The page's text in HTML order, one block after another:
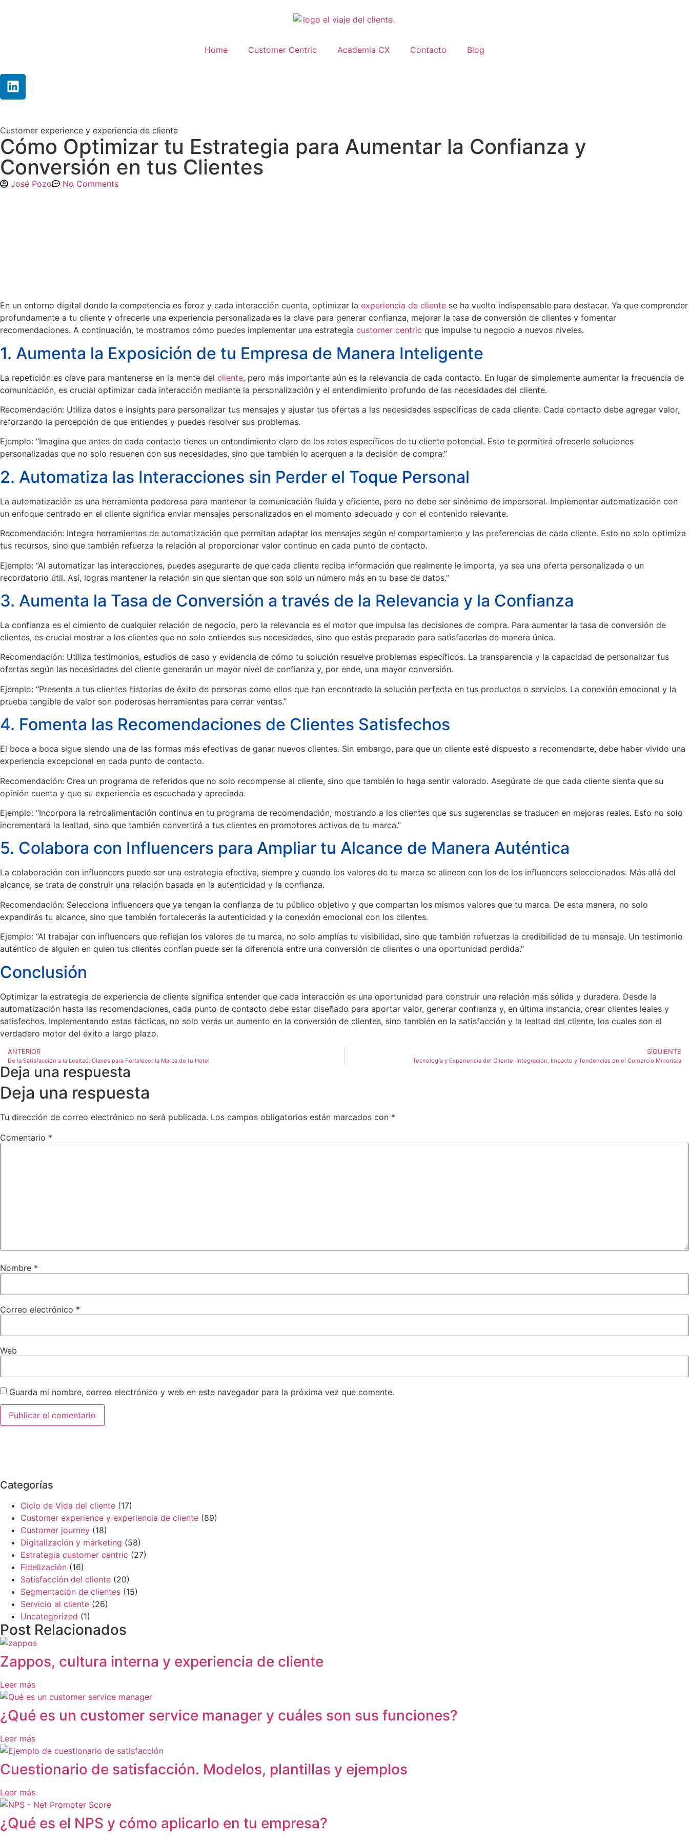
Home Customer Centric Academia CX Contacto Blog
Customer experience y experiencia de cliente
Cómo Optimizar tu Estrategia para Aumentar la Confianza y
Conversión en tus Clientes
José Pozo No Comments
En un entorno digital donde la competencia es feroz y cada interacción cuenta, optimizar la experiencia de cliente se ha vuelto indispensable para destacar. Ya que comprender
profundamente a tu cliente y ofrecerle una experiencia personalizada es la clave para generar confianza, mejorar la tasa de conversión de clientes y fomentar
recomendaciones. A continuación, te mostramos cómo puedes implementar una estrategia customer centric que impulse tu negocio a nuevos niveles.
1. Aumenta la Exposición de tu Empresa de Manera Inteligente
La repetición es clave para mantenerse en la mente del cliente, pero más importante aún es la relevancia de cada contacto. En lugar de simplemente aumentar la frecuencia de
comunicación, es crucial optimizar cada interacción mediante la personalización y el entendimiento profundo de las necesidades del cliente.
Recomendación: Utiliza datos e insights para personalizar tus mensajes y ajustar tus ofertas a las necesidades específicas de cada cliente. Cada contacto debe agregar valor,
reforzando la percepción de que entiendes y puedes resolver sus problemas.
Ejemplo: “Imagina que antes de cada contacto tienes un entendimiento claro de los retos específicos de tu cliente potencial. Esto te permitirá ofrecerle soluciones
personalizadas que no solo resuenen con sus necesidades, sino que también lo acerquen a la decisión de compra.”
2. Automatiza las Interacciones sin Perder el Toque Personal
La automatización es una herramienta poderosa para mantener la comunicación fluida y eficiente, pero no debe ser sinónimo de impersonal. Implementar automatización con
un enfoque centrado en el cliente significa enviar mensajes personalizados en el momento adecuado y con el contenido relevante.
Recomendación: Integra herramientas de automatización que permitan adaptar los mensajes según el comportamiento y las preferencias de cada cliente. Esto no solo optimiza
tus recursos, sino que también refuerza la relación al proporcionar valor continuo en cada punto de contacto.
Ejemplo: “Al automatizar las interacciones, puedes asegurarte de que cada cliente reciba información que realmente le importa, ya sea una oferta personalizada o un
recordatorio útil. Así, logras mantener la relación sin que sientan que son solo un número más en tu base de datos.”
3. Aumenta la Tasa de Conversión a través de la Relevancia y la Confianza
La confianza es el cimiento de cualquier relación de negocio, pero la relevancia es el motor que impulsa las decisiones de compra. Para aumentar la tasa de conversión de
clientes, es crucial mostrar a los clientes que no solo entiendes sus necesidades, sino que estás preparado para satisfacerlas de manera única.
Recomendación: Utiliza testimonios, estudios de caso y evidencia de cómo tu solución resuelve problemas específicos. La transparencia y la capacidad de personalizar tus
ofertas según las necesidades del cliente generarán un mayor nivel de confianza y, por ende, una mayor conversión.
Ejemplo: “Presenta a tus clientes historias de éxito de personas como ellos que han encontrado la solución perfecta en tus productos o servicios. La conexión emocional y la
prueba tangible de valor son poderosas herramientas para cerrar ventas.”
4. Fomenta las Recomendaciones de Clientes Satisfechos
El boca a boca sigue siendo una de las formas más efectivas de ganar nuevos clientes. Sin embargo, para que un cliente esté dispuesto a recomendarte, debe haber vivido una
experiencia excepcional en cada punto de contacto.
Recomendación: Crea un programa de referidos que no solo recompense al cliente, sino que también lo haga sentir valorado. Asegúrate de que cada cliente sienta que su
opinión cuenta y que su experiencia es escuchada y apreciada.
Ejemplo: “Incorpora la retroalimentación continua en tu programa de recomendación, mostrando a los clientes que sus sugerencias se traducen en mejoras reales. Esto no solo
incrementará la lealtad, sino que también convertirá a tus clientes en promotores activos de tu marca.”
5. Colabora con Influencers para Ampliar tu Alcance de Manera Auténtica
La colaboración con influencers puede ser una estrategia efectiva, siempre y cuando los valores de tu marca se alineen con los de los influencers seleccionados. Más allá del
alcance, se trata de construir una relación basada en la autenticidad y la confianza.
Recomendación: Selecciona influencers que ya tengan la confianza de tu público objetivo y que compartan los mismos valores que tu marca. De esta manera, no solo
expandirás tu alcance, sino que también fortalecerás la autenticidad y la conexión emocional con los clientes.
Ejemplo: “Al trabajar con influencers que reflejan los valores de tu marca, no solo amplías tu visibilidad, sino que también refuerzas la credibilidad de tu mensaje. Un testimonio
auténtico de alguien en quien tus clientes confían puede ser la diferencia entre una conversión de clientes o una oportunidad perdida.”
Conclusión
Optimizar la estrategia de experiencia de cliente significa entender que cada interacción es una oportunidad para construir una relación más sólida y duradera. Desde la
automatización hasta las recomendaciones, cada punto de contacto debe estar diseñado para aportar valor, generar confianza y, en última instancia, crear clientes leales y
satisfechos. Implementando estas tácticas, no solo verás un aumento en la conversión de clientes, sino también en la satisfacción y la lealtad del cliente, los cuales son el
verdadero motor del éxito a largo plazo.
ANTERIOR
De la Satisfacción a la Lealtad: Claves para Fortalecer la Marca de tu Hotel
SIGUIENTE
Tecnología y Experiencia del Cliente: Integración, Impacto y Tendencias en el Comercio Minorista
Deja una respuesta
Deja una respuesta
Tu dirección de correo electrónico no será publicada. Los campos obligatorios están marcados con *
Comentario *
Nombre *
Correo electrónico *
Web
Guarda mi nombre, correo electrónico y web en este navegador para la próxima vez que comente.
Categorías
Ciclo de Vida del cliente (17)
Customer experience y experiencia de cliente (89)
Customer journey (18)
Digitalización y márketing (58)
Estrategia customer centric (27)
Fidelización (16)
Satisfacción del cliente (20)
Segmentación de clientes (15)
Servicio al cliente (26)
Uncategorized (1)
Post Relacionados
Zappos, cultura interna y experiencia de cliente
Leer más
¿Qué es un customer service manager y cuáles son sus funciones?
Leer más
Cuestionario de satisfacción. Modelos, plantillas y ejemplos
Leer más
¿Qué es el NPS y cómo aplicarlo en tu empresa?